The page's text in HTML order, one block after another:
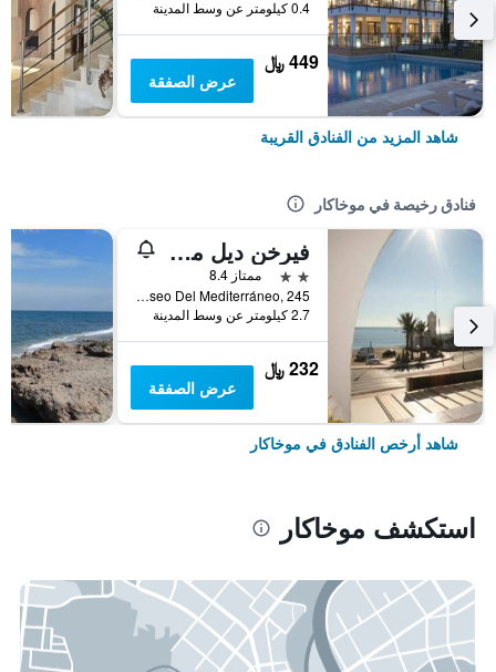
0.4 كيلومتر عن وسط المدينة
449 ﷼
عرض الصفقة
شاهد المزيد من الفنادق القريبة
فنادق رخيصة في موخاكار
فيرخن ديل مار هوليدايز
2 نجمتين
ممتاز 8.4
Paseo Del Mediterráneo, 245, موخاكار, منطقة أندلوسيا, أسبانيا
2.7 كيلومتر عن وسط المدينة
232 ﷼
عرض الصفقة
شاهد أرخص الفنادق في موخاكار
استكشف موخاكار